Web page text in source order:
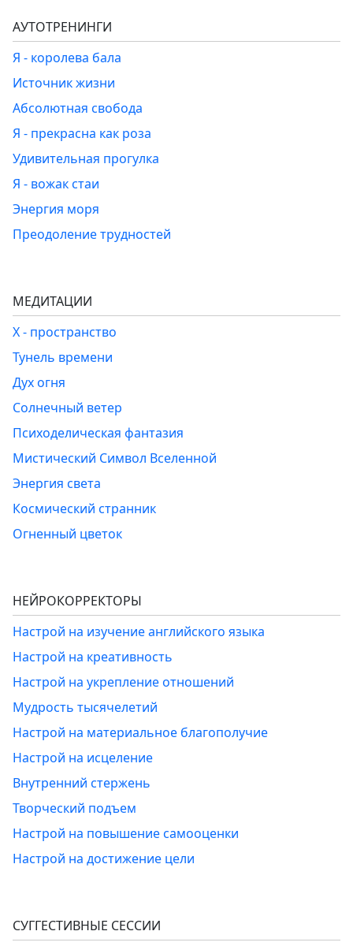
АУТОТРЕНИНГИ
Я - королева бала
Источник жизни
Абсолютная свобода
Я - прекрасна как роза
Удивительная прогулка
Я - вожак стаи
Энергия моря
Преодоление трудностей
МЕДИТАЦИИ
Х - пространство
Тунель времени
Дух огня
Солнечный ветер
Психоделическая фантазия
Мистический Символ Вселенной
Энергия света
Космический странник
Огненный цветок
НЕЙРОКОРРЕКТОРЫ
Настрой на изучение английского языка
Настрой на креативность
Настрой на укрепление отношений
Мудрость тысячелетий
Настрой на материальное благополучие
Настрой на исцеление
Внутренний стержень
Творческий подъем
Настрой на повышение самооценки
Настрой на достижение цели
СУГГЕСТИВНЫЕ СЕССИИ